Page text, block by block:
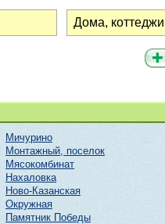
Мичурино
Монтажный, поселок
Мясокомбинат
Нахаловка
Ново-Казанская
Окружная
Памятник Победы